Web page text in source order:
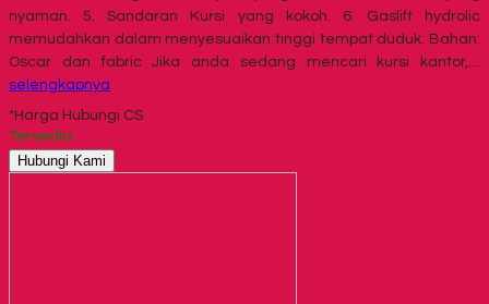
nyaman. 5. Sandaran Kursi yang kokoh. 6. Gaslift hydrolic
memudahkan dalam menyesuaikan tinggi tempat duduk. Bahan:
Oscar dan fabric Jika anda sedang mencari kursi kantor,…
selengkapnya
*Harga Hubungi CS
Tersedia
Hubungi Kami